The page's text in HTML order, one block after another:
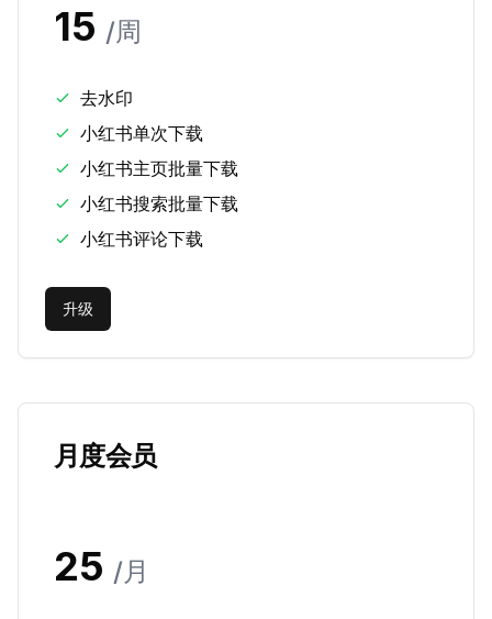
15 /周
去水印
小红书单次下载
小红书主页批量下载
小红书搜索批量下载
小红书评论下载
升级
月度会员
25 /月